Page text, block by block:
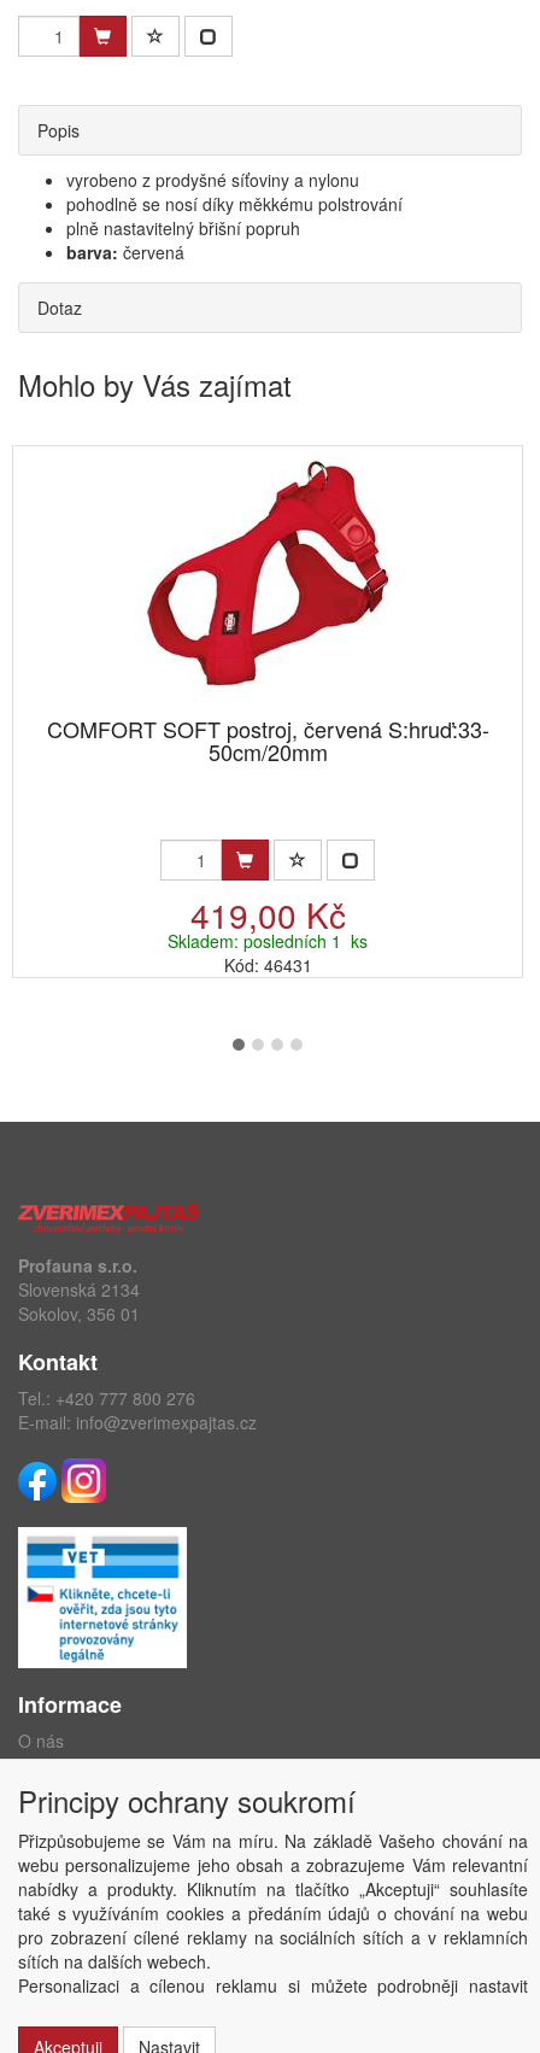
Popis
vyrobeno z prodyšné síťoviny a nylonu
pohodlně se nosí díky měkkému polstrování
plně nastavitelný břišní popruh
barva: červená
Dotaz
Mohlo by Vás zajímat
COMFORT SOFT postroj, červená S:hruď:33-
50cm/20mm
419,00 Kč
Skladem: posledních 1 ks
Kód: 46431
Profauna s.r.o.
Slovenská 2134
Sokolov, 356 01
Kontakt
Tel.: +420 777 800 276
E-mail: info@zverimexpajtas.cz
Informace
O nás
Obchodní podmínky
Ochrana osobních údajů
Kontakt
Losování účtenek
Aktuality
Nastavení soukromí
Copyright © ABRA Software a.s. 2020
Principy ochrany soukromí
Přizpůsobujeme se Vám na míru. Na základě Vašeho chování na
webu personalizujeme jeho obsah a zobrazujeme Vám relevantní
nabídky a produkty. Kliknutím na tlačítko „Akceptuji“ souhlasíte
také s využíváním cookies a předáním údajů o chování na webu
pro zobrazení cílené reklamy na sociálních sítích a v reklamních
sítích na dalších webech.
Personalizaci a cílenou reklamu si můžete podrobněji nastavit
Akceptuji
Nastavit